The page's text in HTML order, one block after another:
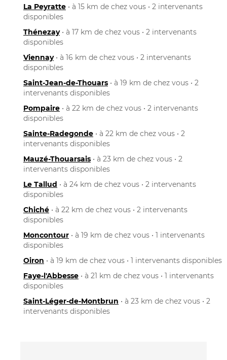
La Peyratte • à 15 km de chez vous • 2 intervenants
disponibles
Thénezay• à 17 km de chez vous • 2 intervenants
disponibles
Viennay• à 16 km de chez vous • 2 intervenants
disponibles
Saint-Jean-de-Thouars • à 19 km de chez vous • 2
intervenants disponibles
Pompaire • à 22 km de chez vous • 2 intervenants
disponibles
Sainte-Radegonde • à 22 km de chez vous • 2
intervenants disponibles
Mauzé-Thouarsais • à 23 km de chez vous • 2
intervenants disponibles
Le Tallud • à 24 km de chez vous • 2 intervenants
disponibles
Chiché • à 22 km de chez vous • 2 intervenants
disponibles
Moncontour • à 19 km de chez vous • 1 intervenants
disponibles
Oiron • à 19 km de chez vous • 1 intervenants disponibles
Faye-l'Abbesse • à 21 km de chez vous • 1 intervenants
disponibles
Saint-Léger-de-Montbrun • à 23 km de chez vous • 2
intervenants disponibles